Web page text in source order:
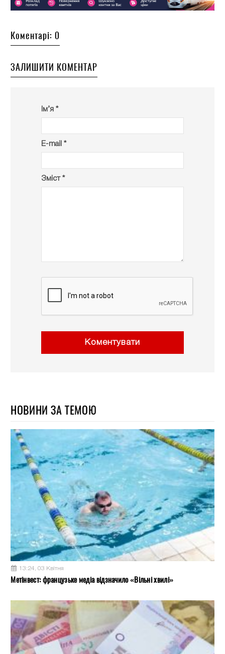
Коментарі: 0
ЗАЛИШИТИ КОМЕНТАР
Ім’я *
E-mail *
Зміст *
Коментувати
НОВИНИ ЗА ТЕМОЮ
13:24, 03 Квітня
Метінвест: французьке медіа відзначило «Вільні хвилі»